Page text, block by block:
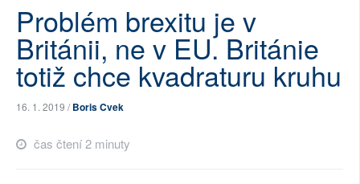
ROZHOVORY
TÉMATA
AUTOŘI
Problém brexitu je v
Británii, ne v EU. Británie
totiž chce kvadraturu kruhu
16. 1. 2019 /Boris Cvek
čas čtení 2 minuty